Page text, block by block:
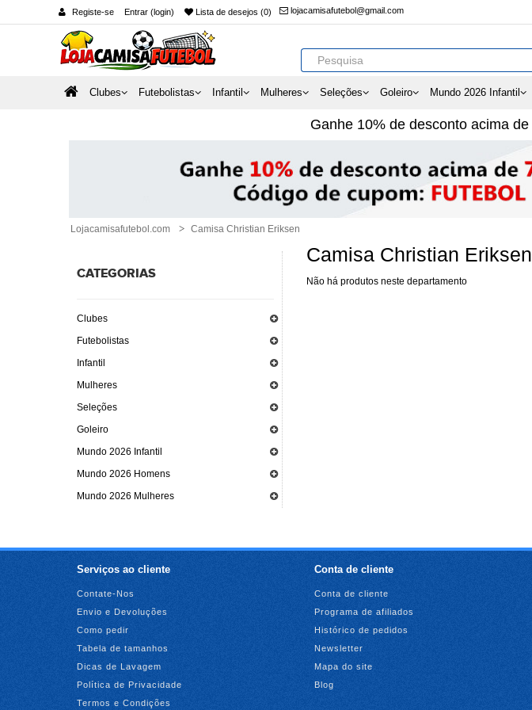
Registe-se Entrar (login) Lista de desejos (0) lojacamisafutebol@gmail.com
Clubes Futebolistas Infantil Mulheres Seleções Goleiro Mundo 2026 Infantil
Ganhe 10% de desconto acima de
Lojacamisafutebol.com Camisa Christian Eriksen
CATEGORIAS
Clubes
Futebolistas
Infantil
Mulheres
Seleções
Goleiro
Mundo 2026 Infantil
Mundo 2026 Homens
Mundo 2026 Mulheres
Camisa Christian Eriksen
Não há produtos neste departamento
Serviços ao cliente
Contate-Nos
Envio e Devoluções
Como pedir
Tabela de tamanhos
Dicas de Lavagem
Política de Privacidade
Termos e Condições
Conta de cliente
Conta de cliente
Programa de afiliados
Histórico de pedidos
Newsletter
Mapa do site
Blog